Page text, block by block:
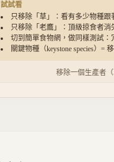
試試看
只移除「草」：看有多少物種跟
只移除「老鷹」：頂級掠食者消
切到簡單食物網，做同樣測試：
關鍵物種（keystone species）=
移除一個生產者